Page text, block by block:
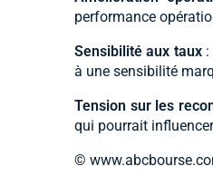
performance
Sensibilité aux taux:
à une sensibilité
Tension sur les
qui pourrait
©